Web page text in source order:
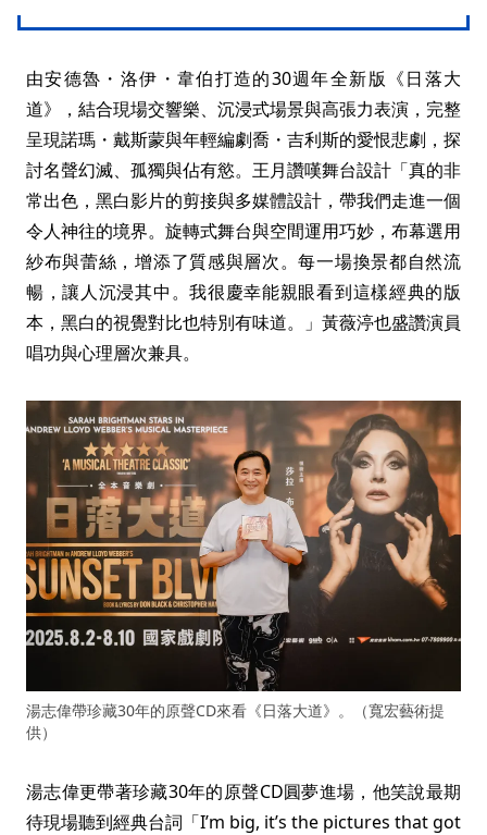
由安德魯・洛伊・韋伯打造的30週年全新版《日落大
道》，結合現場交響樂、沉浸式場景與高張力表演，完整
呈現諾瑪・戴斯蒙與年輕編劇喬・吉利斯的愛恨悲劇，探
討名聲幻滅、孤獨與佔有慾。王月讚嘆舞台設計「真的非
常出色，黑白影片的剪接與多媒體設計，帶我們走進一個
令人神往的境界。旋轉式舞台與空間運用巧妙，布幕選用
紗布與蕾絲，增添了質感與層次。每一場換景都自然流
暢，讓人沉浸其中。我很慶幸能親眼看到這樣經典的版
本，黑白的視覺對比也特別有味道。」黃薇渟也盛讚演員
唱功與心理層次兼具。
湯志偉帶珍藏30年的原聲CD來看《日落大道》。（寬宏藝術提
供）
湯志偉更帶著珍藏30年的原聲CD圓夢進場，他笑說最期
待現場聽到經典台詞「I’m big, it’s the pictures that got